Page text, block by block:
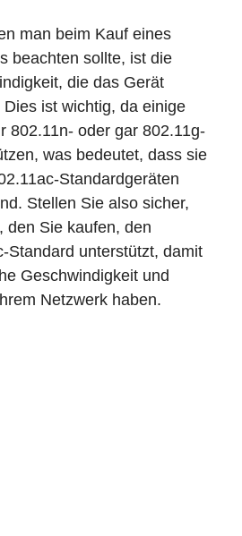
man beim Kauf eines
beachten sollte, ist die
die das Gerät
ist wichtig, da einige
802.11n- oder gar 802.11g-
was bedeutet, dass sie
Standardgeräten
Stellen Sie also sicher,
den Sie kaufen, den
Standard unterstützt, damit
Geschwindigkeit und
Netzwerk haben.